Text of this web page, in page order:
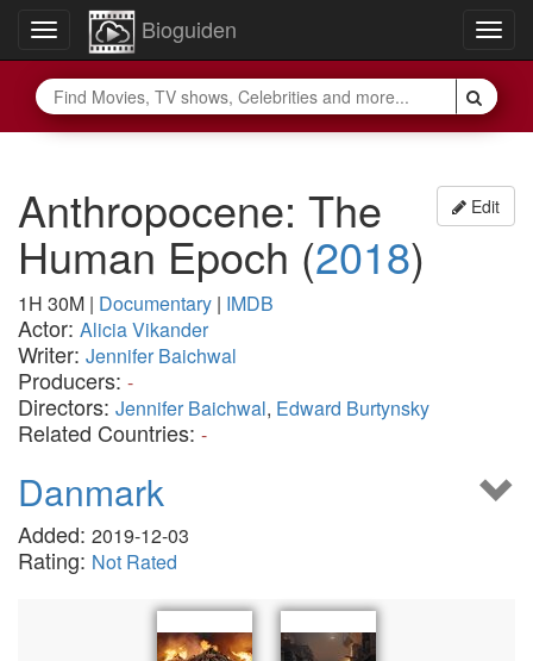
Toggle
navigation
Bioguiden
Edit
Anthropocene: The
Human Epoch (2018)
1H 30M | Documentary | IMDB
Actor: Alicia Vikander
Writer: Jennifer Baichwal
Producers: -
Directors: Jennifer Baichwal, Edward Burtynsky
Related Countries: -
Danmark
Added: 2019-12-03
Rating: Not Rated